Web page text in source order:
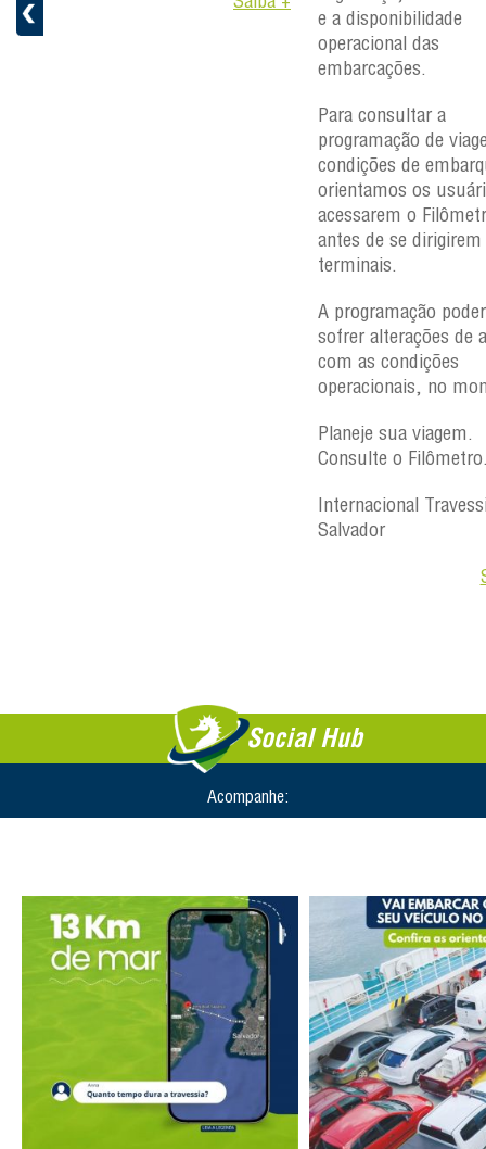
e a disponibilidade
operacional das
embarcações.
Para consultar a
programação de
condições de
orientamos os
acessarem o
antes de se dirigirem
terminais.
A programação
sofrer alterações de
com as condições
operacionais, no
Planeje sua viagem.
Consulte o
Internacional
Salvador
Social Hub
Acompanhe: